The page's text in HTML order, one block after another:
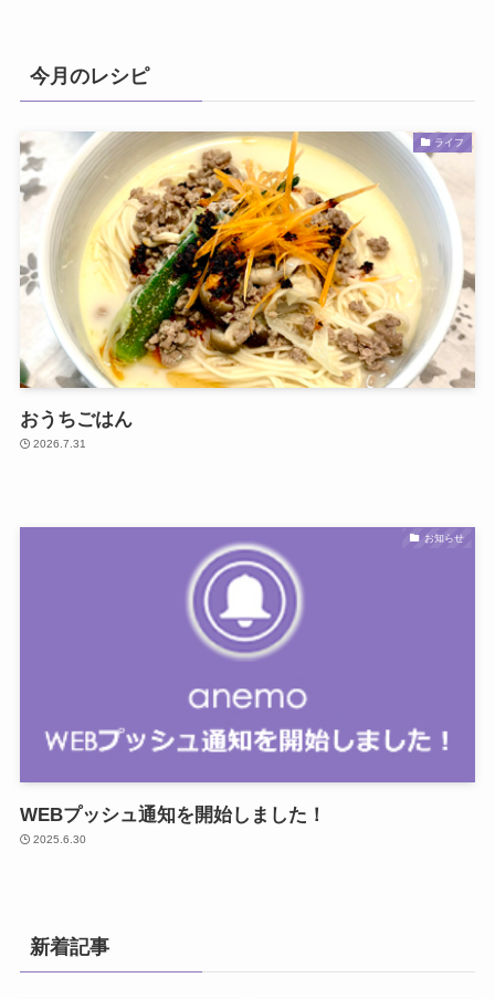
今月のレシピ
ライフ
おうちごはん
2026.7.31
お知らせ
WEBプッシュ通知を開始しました！
2025.6.30
新着記事